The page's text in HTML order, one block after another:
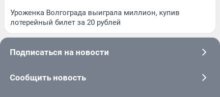
Уроженка Волгограда выиграла миллион, купив
лотерейный билет за 20 рублей
Подписаться на новости
Сообщить новость